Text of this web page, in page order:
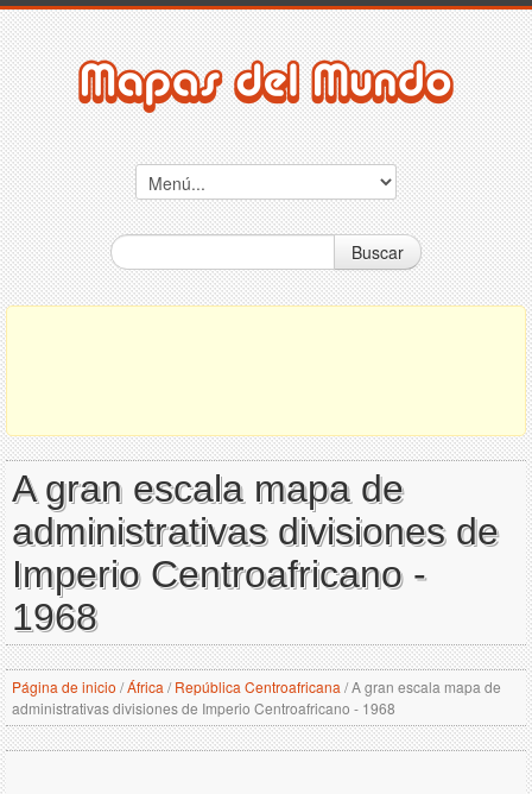
Buscar
A gran escala mapa de
administrativas divisiones de
Imperio Centroafricano -
1968
Página de inicio /África / República Centroafricana /A gran escala mapa de
administrativas divisiones de Imperio Centroafricano - 1968